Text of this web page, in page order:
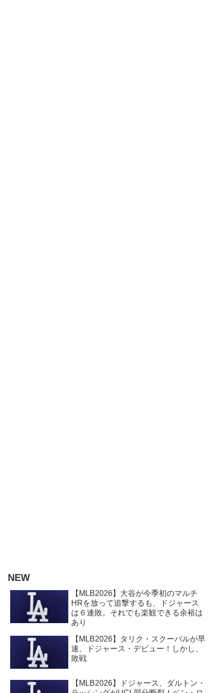
NEW
【MLB2026】大谷が今季初のマルチ
HRを放って追撃するも、ドジャース
は６連敗。それでも楽観できる余裕は
あり
【MLB2026】タリク・スクーバルが早
速、ドジャース・デビュー！しかし、
敗戦
【MLB2026】ドジャース、ダルトン・